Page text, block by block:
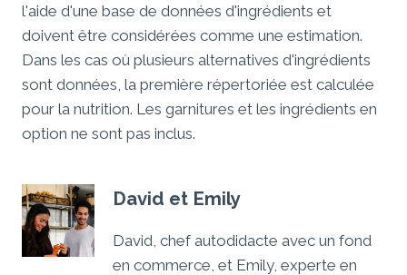
l'aide d'une base de données d'ingrédients et
doivent être considérées comme une estimation.
Dans les cas où plusieurs alternatives d'ingrédients
sont données, la première répertoriée est calculée
pour la nutrition. Les garnitures et les ingrédients en
option ne sont pas inclus.
David et Emily
David, chef autodidacte avec un fond
en commerce, et Emily, experte en